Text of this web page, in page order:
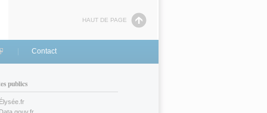
HAUT DE PAGE
is external)
Contact
publics
Élysée.fr